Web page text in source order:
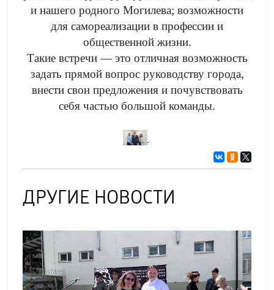
и нашего родного Могилева; возможности
для самореализации в профессии и
общественной жизни.
Такие встречи — это отличная возможность
задать прямой вопрос руководству города,
внести свои предложения и почувствовать
себя частью большой команды.
ДРУГИЕ НОВОСТИ